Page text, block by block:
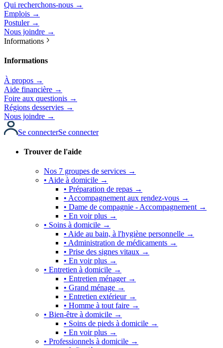
Qui recherchons-nous →
Emplois →
Postuler →
Nous joindre →
Informations
Informations
À propos →
Aide financière →
Foire aux questionis →
Régions desservies →
Nous joindre →
Se connecterSe connecter
Trouver de l'aide
Nos 7 groupes de services →
• Aide à domicile →
• Préparation de repas →
• Accompagnement aux rendez-vous →
• Dame de compagnie - Accompagnement →
• En voir plus →
• Soins à domicile →
• Aide au bain, à l'hygiène personnelle →
• Administration de médicaments →
• Prise des signes vitaux →
• En voir plus →
• Entretien à domicile →
• Entretien ménager →
• Grand ménage →
• Entretien extérieur →
• Homme à tout faire →
• Bien-être à domicile →
• Soins de pieds à domicile →
• En voir plus →
• Professionnels à domicile →